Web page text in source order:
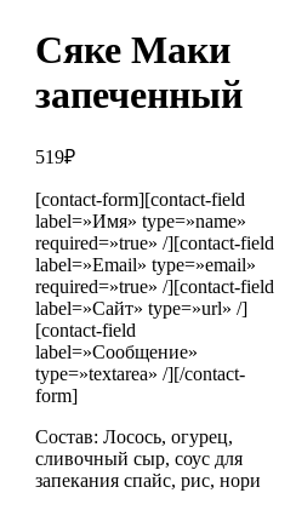
Сяке Маки
запеченный
519₽
[contact-form][contact-field
label=»Имя» type=»name»
required=»true» /][contact-field
label=»Email» type=»email»
required=»true» /][contact-field
label=»Сайт» type=»url» /]
[contact-field
label=»Сообщение»
type=»textarea» /][/contact-
form]
Состав: Лосось, огурец,
сливочный сыр, соус для
запекания спайс, рис, нори